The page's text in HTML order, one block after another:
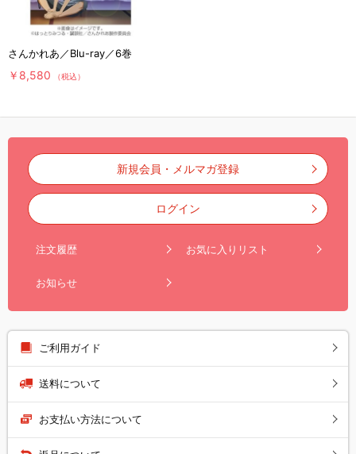
さんかれあ／Blu-ray／6巻
￥8,580 （税込）
新規会員・メルマガ登録
ログイン
注文履歴 お気に入りリスト
お知らせ
ご利用ガイド
送料について
お支払い方法について